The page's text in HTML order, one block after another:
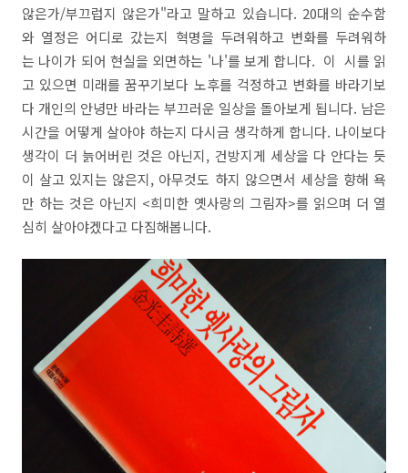
않은가/부끄럽지 않은가"라고 말하고 있습니다. 20대의 순수함
와 열정은 어디로 갔는지 혁명을 두려워하고 변화를 두려워하
는 나이가 되어 현실을 외면하는 '나'를 보게 합니다. 이 시를 읽
고 있으면 미래를 꿈꾸기보다 노후를 걱정하고 변화를 바라기보
다 개인의 안녕만 바라는 부끄러운 일상을 돌아보게 됩니다. 남은
시간을 어떻게 살아야 하는지 다시금 생각하게 합니다. 나이보다
생각이 더 늙어버린 것은 아닌지, 건방지게 세상을 다 안다는 듯
이 살고 있지는 않은지, 아무것도 하지 않으면서 세상을 향해 욕
만 하는 것은 아닌지 <희미한 옛사랑의 그림자>를 읽으며 더 열
심히 살아야겠다고 다짐해봅니다.